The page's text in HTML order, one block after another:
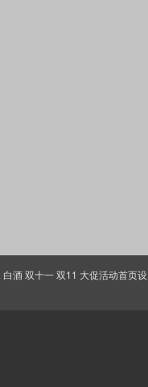
白酒 双十一 双11 大促活动首页设